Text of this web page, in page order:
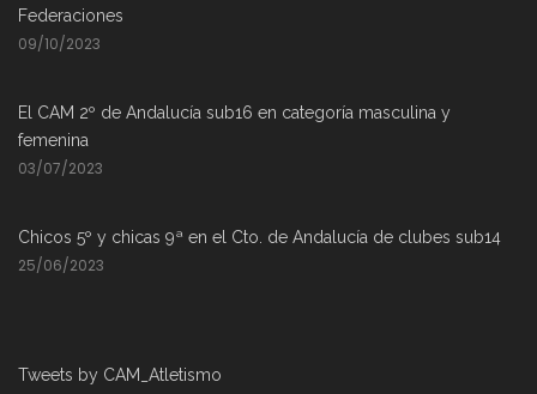
Federaciones
09/10/2023
El CAM 2º de Andalucía sub16 en categoría masculina y
femenina
03/07/2023
Chicos 5º y chicas 9ª en el Cto. de Andalucía de clubes sub14
25/06/2023
Tweets by CAM_Atletismo